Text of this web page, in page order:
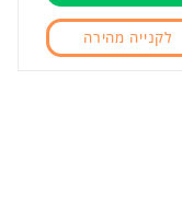
לקנייה מהירה